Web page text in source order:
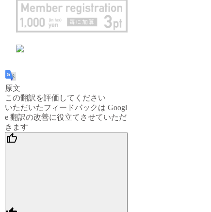
原文
この翻訳を評価してください
いただいたフィードバックは Googl
e 翻訳の改善に役立てさせていただ
きます